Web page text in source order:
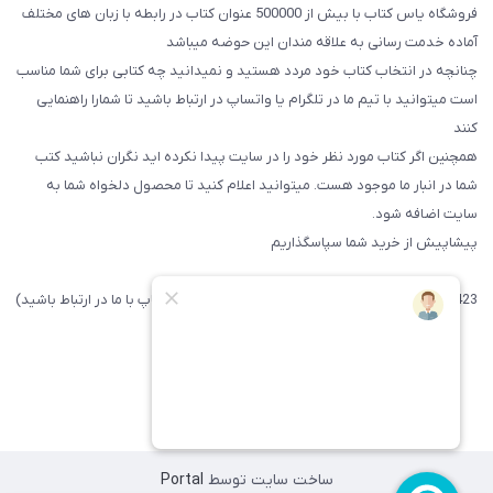
فروشگاه یاس کتاب با بیش از 500000 عنوان کتاب در رابطه با زبان های مختلف
آماده خدمت رسانی به علاقه مندان این حوضه میباشد
چنانچه در انتخاب کتاب خود مردد هستید و نمیدانید چه کتابی برای شما مناسب
است میتوانید با تیم ما در تلگرام یا واتساپ در ارتباط باشید تا شما‌را راهنمایی
کنند
همچنین اگر کتاب مورد نظر خود را در سایت پیدا نکرده اید نگران نباشید کتب
شما در انبار ما موجود هست. میتوانید اعلام کنید تا محصول دلخواه شما به
سایت اضافه شود.
پیشاپیش از خرید شما سپاسگذاریم
09371742423 (لطفا فقط پیامک داده و یا از طریق واتساپ با ما در ارتباط باشید)
ساخت سایت توسط Portal